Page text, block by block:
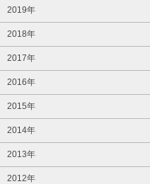
2019年
2018年
2017年
2016年
2015年
2014年
2013年
2012年